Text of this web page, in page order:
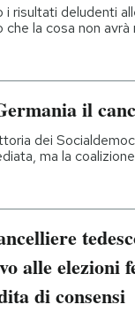
i risultati deludenti
la cosa non
il
dei
ma la
alle elezioni
di consensi